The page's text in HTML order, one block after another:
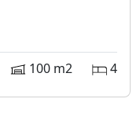
100 m2 4